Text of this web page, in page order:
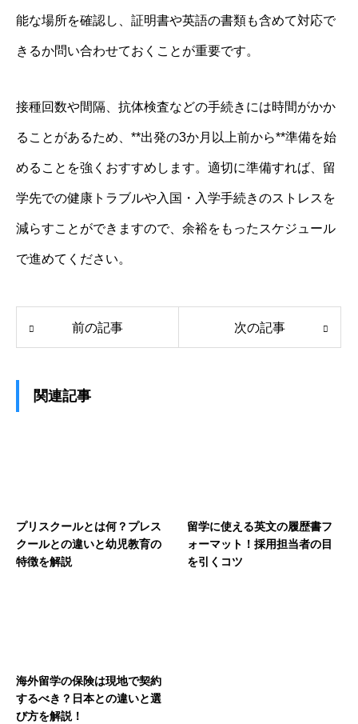
能な場所を確認し、証明書や英語の書類も含めて対応で
きるか問い合わせておくことが重要です。
接種回数や間隔、抗体検査などの手続きには時間がかか
ることがあるため、**出発の3か月以上前から**準備を始
めることを強くおすすめします。適切に準備すれば、留
学先での健康トラブルや入国・入学手続きのストレスを
減らすことができますので、余裕をもったスケジュール
で進めてください。
前の記事 次の記事
関連記事
プリスクールとは何？プレス
クールとの違いと幼児教育の
特徴を解説
留学に使える英文の履歴書フ
ォーマット！採用担当者の目
を引くコツ
海外留学の保険は現地で契約
するべき？日本との違いと選
び方を解説！